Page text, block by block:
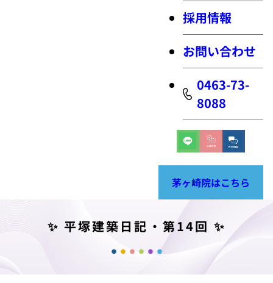
採用情報
お問い合わせ
0463-73-
8088
茅ヶ崎院はこちら
✨ 平塚建築日記・第14回 ✨